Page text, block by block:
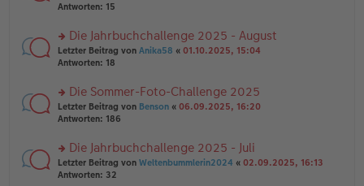
1
te
n
g
el
e
n
er
tr
a
g
Antworten: 15
rs
te
n
g
el
e
n
er
Die Jahrbuchchallenge 2025 - August
Letzter Beitrag von Anika58 « 01.10.2025, 15:04
Antworten: 18
rs
te
n
g
el
Die Sommer-Foto-Challenge 2025
Letzter Beitrag von Benson « 06.09.2025, 16:20
Antworten: 186
rs
te
Die Jahrbuchchallenge 2025 - Juli
Letzter Beitrag von Weltenbummlerin2024 « 02.09.2025, 16:13
Antworten: 32